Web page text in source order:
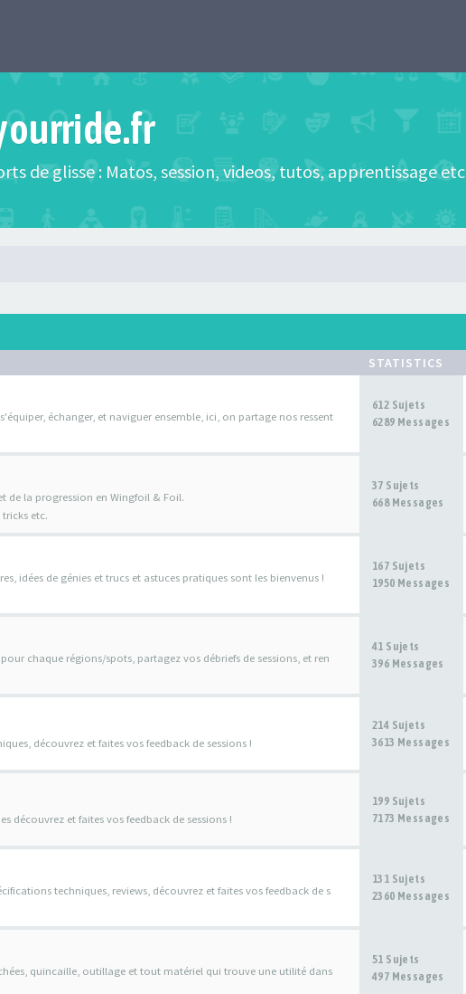
de glisse : Matos, session, videos, tutos, apprentissage etc
STATISTICS
échanger, et naviguer ensemble, ici, on partage nos ressent
612 Sujets
6289 Messages
de la progression en Wingfoil & Foil.
etc.
37 Sujets
668 Messages
idées de génies et trucs et astuces pratiques sont les bienvenus !
167 Sujets
1950 Messages
chaque régions/spots, partagez vos débriefs de sessions, et ren
41 Sujets
396 Messages
découvrez et faites vos feedback de sessions !
214 Sujets
3613 Messages
découvrez et faites vos feedback de sessions !
199 Sujets
7173 Messages
techniques, reviews, découvrez et faites vos feedback de s
131 Sujets
2360 Messages
quincaille, outillage et tout matériel qui trouve une utilité dans
51 Sujets
497 Messages